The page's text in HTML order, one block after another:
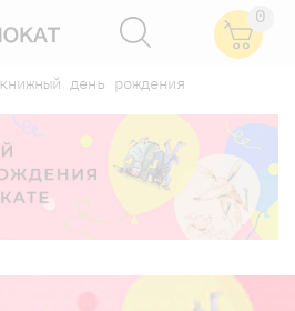
0
книжный день рождения